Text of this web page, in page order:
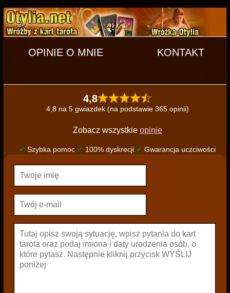
OPINIE O MNIE KONTAKT
4,8
4,8 na 5 gwiazdek (na podstawie 365 opinii)
Zobacz wszystkie opinie
✔ Szybka pomoc ✔ 100% dyskrecji ✔ Gwarancja uczciwości